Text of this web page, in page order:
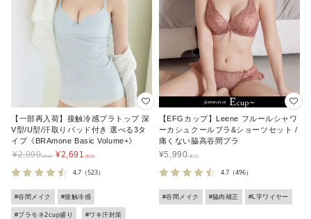
【一部再入荷】接触冷感ブラトップ 深
V型/U型/汗取りパッド付き 選べる3タ
イプ《BRAmone Basic Volume+》
¥2,990 ¥2,691
4.7 （523）
#谷間メイク #接触冷感
#ブラモネ2cup盛り #ワキ汗対策
【EFGカップ】Leene フルールシャワ
ーカシュクールブラ&ショーツセット /
痛くない脇高谷間ブラ
¥5,990
4.7（496）
#谷間メイク #脇肉補正 #L字ワイヤー